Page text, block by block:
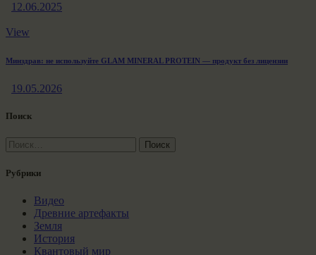
12.06.2025
View
Минздрав: не используйте GLAM MINERAL PROTEIN — продукт без лицензии
19.05.2026
Поиск
Найти:
Рубрики
Видео
Древние артефакты
Земля
История
Квантовый мир